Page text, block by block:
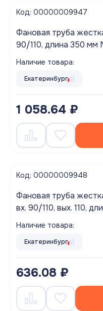
Код: 00000009947
Фановая труба
90/110, длина 350 мм
Наличие товара:
Екатеринбург
1 058.64 ₽
Код: 00000009948
Фановая труба
вх. 90/110, вых. 110,
Наличие товара:
Екатеринбург
636.08 ₽